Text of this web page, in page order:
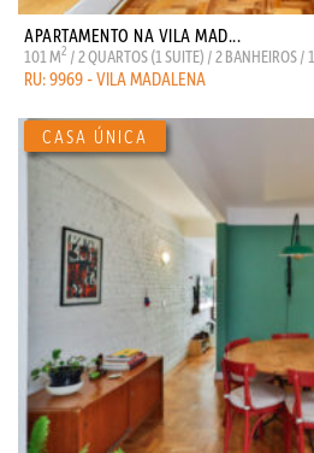
APARTAMENTO NA VILA MAD...
101 M2 / 2 QUARTOS (1 SUITE) / 2 BANHEIROS /
RU: 9969 - VILA MADALENA